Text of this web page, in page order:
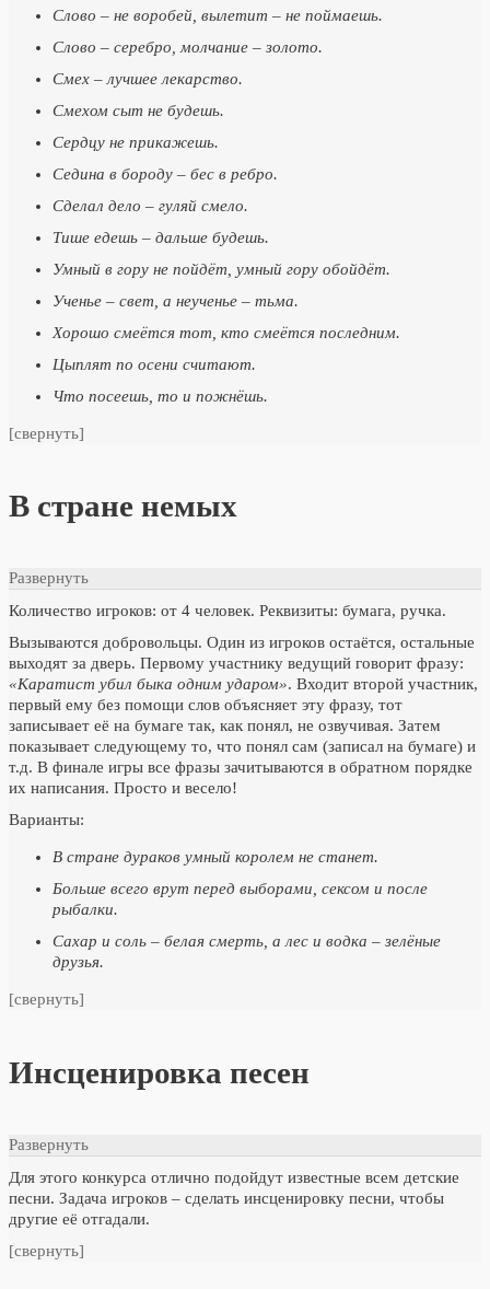
Слово – не воробей, вылетит – не поймаешь.
Слово – серебро, молчание – золото.
Смех – лучшее лекарство.
Смехом сыт не будешь.
Сердцу не прикажешь.
Седина в бороду – бес в ребро.
Сделал дело – гуляй смело.
Тише едешь – дальше будешь.
Умный в гору не пойдёт, умный гору обойдёт.
Ученье – свет, а неученье – тьма.
Хорошо смеётся тот, кто смеётся последним.
Цыплят по осени считают.
Что посеешь, то и пожнёшь.
[свернуть]
В стране немых
Развернуть
Количество игроков: от 4 человек. Реквизиты: бумага, ручка.
Вызываются добровольцы. Один из игроков остаётся, остальные
выходят за дверь. Первому участнику ведущий говорит фразу:
«Каратист убил быка одним ударом». Входит второй участник,
первый ему без помощи слов объясняет эту фразу, тот
записывает её на бумаге так, как понял, не озвучивая. Затем
показывает следующему то, что понял сам (записал на бумаге) и
т.д. В финале игры все фразы зачитываются в обратном порядке
их написания. Просто и весело!
Варианты:
В стране дураков умный королем не станет.
Больше всего врут перед выборами, сексом и после
рыбалки.
Сахар и соль – белая смерть, а лес и водка – зелёные
друзья.
[свернуть]
Инсценировка песен
Развернуть
Для этого конкурса отлично подойдут известные всем детские
песни. Задача игроков – сделать инсценировку песни, чтобы
другие её отгадали.
[свернуть]